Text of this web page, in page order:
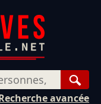
avancée